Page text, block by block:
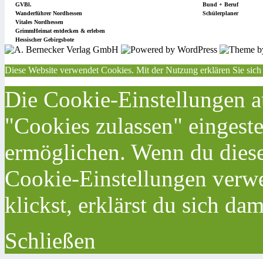
GVBl.
Bund + Beruf
Wanderführer Nordhessen
Schülerplaner
Vitales Nordhessen
GrimmHeimat entdecken & erleben
Hessischer Gebirgsbote
Diese Website verwendet Cookies. Mit der Nutzung erklären Sie
Die Cookie-Einstellungen
"Cookies zulassen"
ermöglichen. Wenn du
Cookie-Einstellungen
klickst, erklärst du sich
Schließen